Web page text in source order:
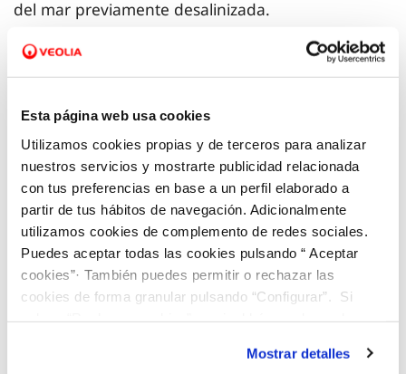
Esta página web usa cookies
Utilizamos cookies propias y de terceros para analizar
nuestros servicios y mostrarte publicidad relacionada
con tus preferencias en base a un perfil elaborado a
partir de tus hábitos de navegación. Adicionalmente
utilizamos cookies de complemento de redes sociales.
Puedes aceptar todas las cookies pulsando “ Aceptar
cookies”· También puedes permitir o rechazar las
cookies de forma granular pulsando “Configurar”. Si
son indispensables para que el sitio web funcione y que
Mostrar detalles
del mar previamente desalinizada.
Tras haber captado el agua, la hacemos llegar a
posteriormente, la distribuimos por la red hasta
llegar, con lamáxima calidad a los hogaresde los
ciudadanos. Para la compañíaes esencial
garantizar el abastecimiento de agua potable
particulares y empresas; por ello, trabajamos
siempre en la gestión integral de los recursos y en
la mejora de la eficiencia en la gestión sostenible
del agua.